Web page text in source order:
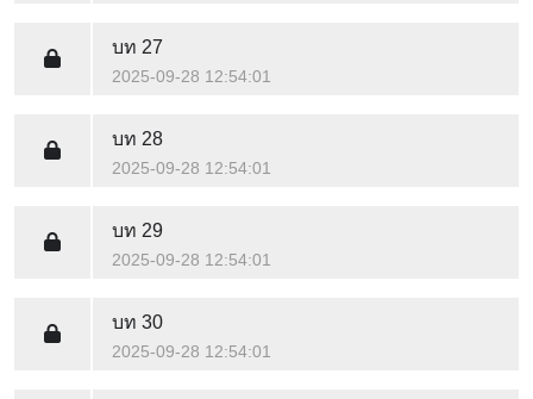
บท 27
2025-09-28 12:54:01
บท 28
2025-09-28 12:54:01
บท 29
2025-09-28 12:54:01
บท 30
2025-09-28 12:54:01